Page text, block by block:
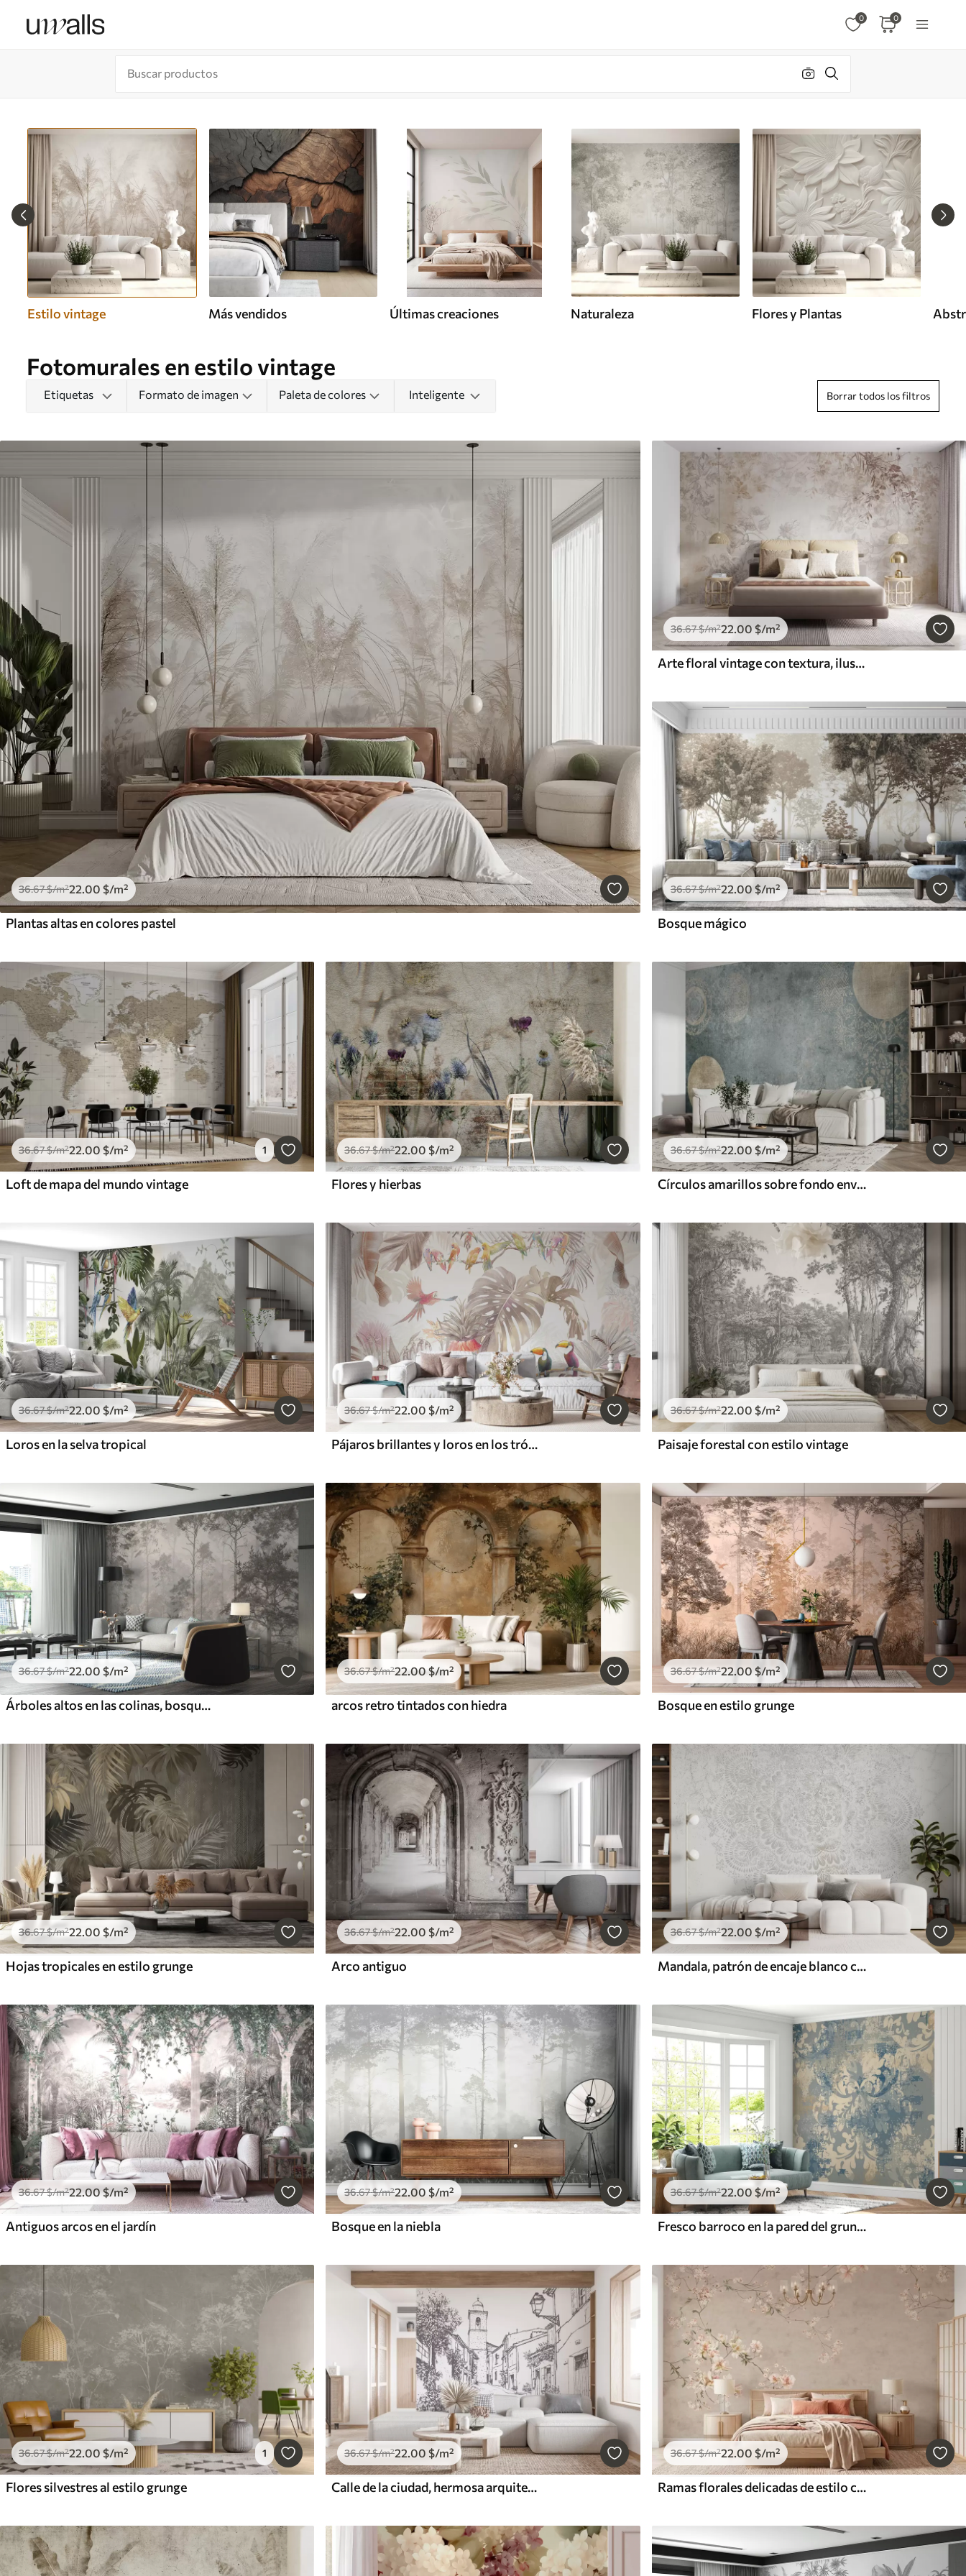
0 0
Estilo vintage Más vendidos Últimas creaciones Naturaleza Flores y Plantas
Fotomurales en estilo vintage
Etiquetas Formato de imagen Paleta de colores Inteligente Borrar todos los filtros
36.67$/m²22.00 $/m²
Plantas altas en colores pastel
36.67$/m²22 .00 $/m²
Arte floral vintage con textura, ilustraciones de delicadas flores y hojas de jardín en estilo dibujo, suaves tonos pastel beige y sepia
36.67$/m²22.00 $/m²
Bosque mágico
36.67$/m²22 .00 $/m² 1
Loft de mapa del mundo vintage
36.67$/m²22 .00 $/m²
Flores y hierbas
36.67$/m²22.00 $/m²
Círculos amarillos sobre fondo envejecido
36.67$/m²22.00 $/m²
Loros en la selva tropical
36.67$/m²22.00 $/m²
Pájaros brillantes y loros en los trópicos
36.67$/m²22.00 $/m²
Paisaje forestal con estilo vintage
36.67$/m²22.00 $/m²
Árboles altos en las colinas, bosque en la niebla
36.67$/m²22.00$/m²
arcos retro tintados con hiedra
36.67$/m²22.00 $/m²
Bosque en estilo grunge
36.67$/m²22 .00 $/m²
Hojas tropicales en estilo grunge
36.67$/m²22 .00 $/m²
Arco antiguo
36.67$/m²22 .00 $/m²
Mandala, patrón de encaje blanco con motivos florales y circulares, creando un diseño delicado e intrincado
36.67$/m²22.00$/m²
Antiguos arcos en el jardín
36.67$/m²22.00 $/m²
Bosque en la niebla
36.67$/m²22.00 $/m²
Fresco barroco en la pared del grunge
36.67$/m²22.00 $/m² 1
Flores silvestres al estilo grunge
36.67$/m²22.00 $/m²
Calle de la ciudad, hermosa arquitectura, edificios, Mediterráneo, dibujo lineal, color beige
36.67$/m²22.00 $/m²
Ramas florales delicadas de estilo chinoiserie sobre fondo claro